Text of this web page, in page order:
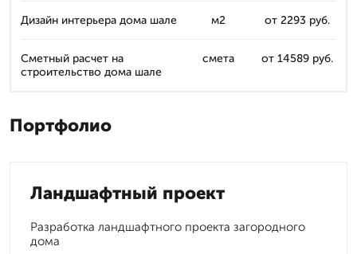
Дизайн интерьера дома шале м2 от 2293 руб.
Сметный расчет на
строительство дома шале
смета от 14589 руб.
Портфолио
Ландшафтный проект
Разработка ландшафтного проекта загородного
дома